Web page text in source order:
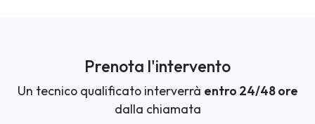
Prenota l'intervento
Un tecnico qualificato interverrà entro 24/48 ore
dalla chiamata